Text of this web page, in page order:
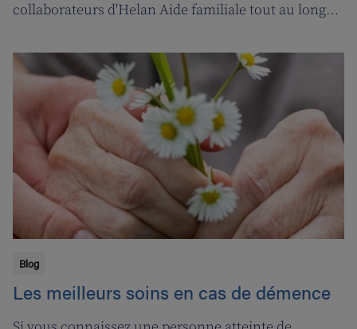
collaborateurs d'Helan Aide familiale tout au long
pourquoi nous avons fait appel aux services de la
‘ligne d’oxygène’ pour donner l’occasion de souffler à
nos soignant(e)s, et leur permettre ainsi de pouvoir
encore mieux s’occuper de leurs clients.
Blog
Les meilleurs soins en cas de démence